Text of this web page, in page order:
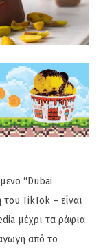
“Dubai
TikTok – είναι
μέχρι τα ράφια
από το